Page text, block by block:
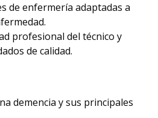
de enfermería adaptadas a
profesional del técnico y
de calidad.
demencia y sus principales